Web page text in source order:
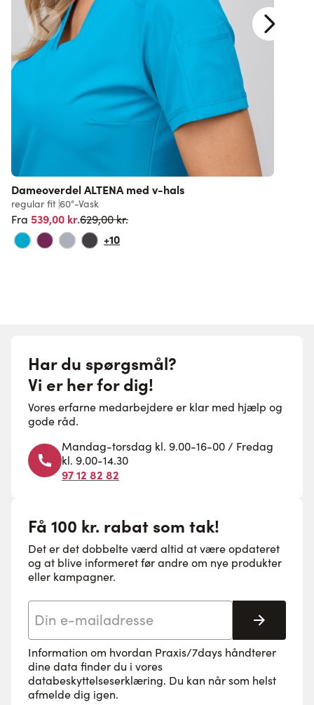
Dameoverdel ALTENA med v-hals
regular fit 60°-Vask
Fra 539,00 kr.Normalpris
629,00 kr.
+10
Har du spørgsmål?
Vi er her for dig!
Vores erfarne medarbejdere er klar med hjælp og
gode råd.
Mandag-torsdag kl. 9.00-16-00 / Fredag
kl. 9.00-14.30
97 12 82 82
Få 100 kr. rabat som tak!
Det er det dobbelte værd altid at være opdateret
og at blive informeret før andre om nye produkter
eller kampagner.
Tilmeld
Information om hvordan Praxis/7days håndterer
dine data finder du i vores
databeskyttelseserklæring. Du kan når som helst
afmelde dig igen.